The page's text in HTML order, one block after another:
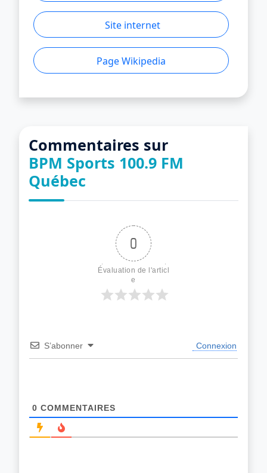
Site internet
Page Wikipedia
Commentaires sur
BPM Sports 100.9 FM
Québec
0
Évaluation de l'articl
e
S’abonner Connexion
0 COMMENTAIRES